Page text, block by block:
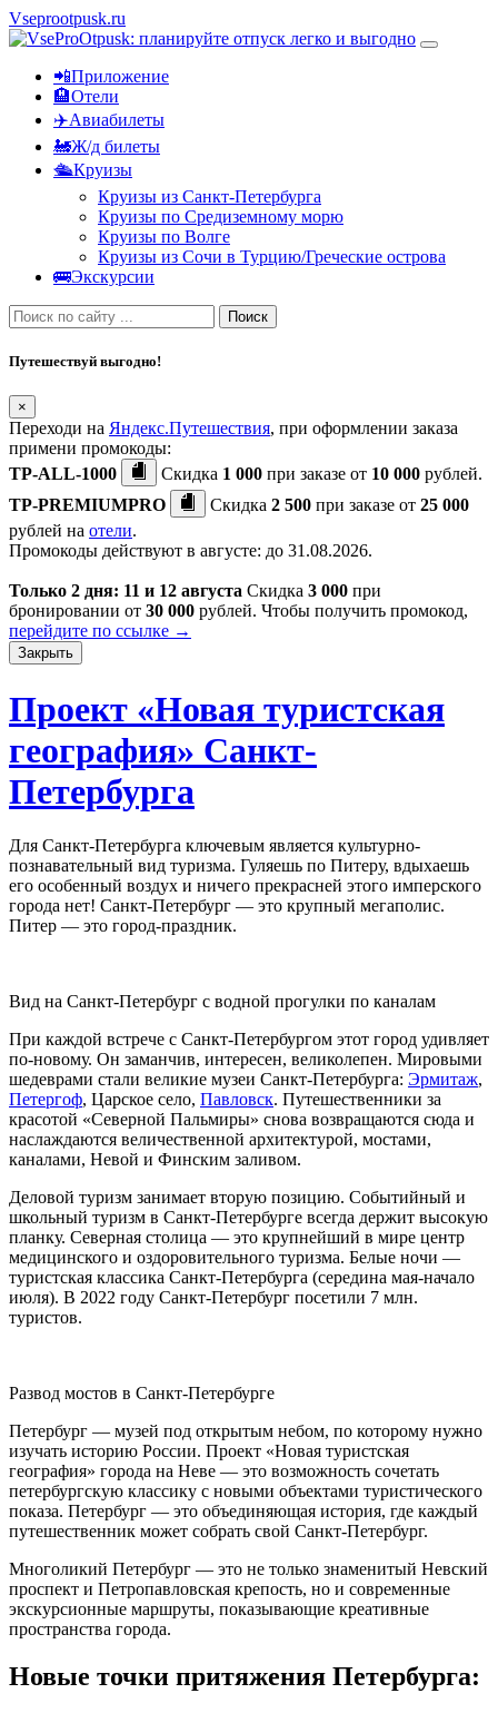
Vseprootpusk.ru
📲Приложение
🏨Отели
✈️Авиабилеты
🚂Ж/д билеты
🛳Круизы
Круизы из Санкт-Петербурга
Круизы по Средиземному морю
Круизы по Волге
Круизы из Сочи в Турцию/Греческие острова
🚌Экскурсии
Поиск
Путешествуй выгодно!
×
Переходи на Яндекс.Путешествия, при оформлении заказа
примени промокоды:
TP-ALL-1000
Скидка 1 000 при заказе от 10 000 рублей.
TP-PREMIUMPRO
Скидка 2 500 при заказе от 25 000
рублей на отели.
Промокоды действуют в августе: до 31.08.2026.
Только 2 дня: 11 и 12 августа Скидка 3 000 при
бронировании от 30 000 рублей. Чтобы получить промокод,
перейдите по ссылке →
Закрыть
Проект «Новая туристская
география» Санкт-
Петербурга
Для Санкт-Петербурга ключевым является культурно-
познавательный вид туризма. Гуляешь по Питеру, вдыхаешь
его особенный воздух и ничего прекрасней этого имперского
города нет! Санкт-Петербург — это крупный мегаполис.
Питер — это город-праздник.
Вид на Санкт-Петербург с водной прогулки по каналам
При каждой встрече с Санкт-Петербургом этот город удивляет
по-новому. Он заманчив, интересен, великолепен. Мировыми
шедеврами стали великие музеи Санкт-Петербурга: Эрмитаж,
Петергоф, Царское село, Павловск. Путешественники за
красотой «Северной Пальмиры» снова возвращаются сюда и
наслаждаются величественной архитектурой, мостами,
каналами, Невой и Финским заливом.
Деловой туризм занимает вторую позицию. Событийный и
школьный туризм в Санкт-Петербурге всегда держит высокую
планку. Северная столица — это крупнейший в мире центр
медицинского и оздоровительного туризма. Белые ночи —
туристская классика Санкт-Петербурга (середина мая-начало
июля). В 2022 году Санкт-Петербург посетили 7 млн.
туристов.
Развод мостов в Санкт-Петербурге
Петербург — музей под открытым небом, по которому нужно
изучать историю России. Проект «Новая туристская
география» города на Неве — это возможность сочетать
петербургскую классику с новыми объектами туристического
показа. Петербург — это объединяющая история, где каждый
путешественник может собрать свой Санкт-Петербург.
Многоликий Петербург — это не только знаменитый Невский
проспект и Петропавловская крепость, но и современные
экскурсионные маршруты, показывающие креативные
пространства города.
Новые точки притяжения Петербурга: